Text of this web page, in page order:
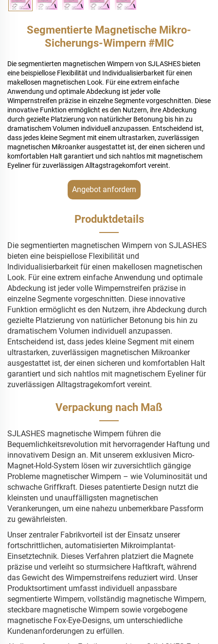
Segmentierte Magnetische Mikro-
Sicherungs-Wimpern #MIC
Die segmentierten magnetischen Wimpern von SJLASHES bieten
eine beispiellose Flexibilität und Individualisierbarkeit für einen
makellosen magnetischen Look. Für eine extrem einfache
Anwendung und optimale Abdeckung ist jeder volle
Wimpernstreifen präzise in einzelne Segmente vorgeschnitten. Diese
innovative Funktion ermöglicht es den Nutzern, ihre Abdeckung
durch gezielte Platzierung von natürlicher Betonung bis hin zu
dramatischem Volumen individuell anzupassen. Entscheidend ist,
dass jedes kleine Segment mit einem ultrastarken, zuverlässigen
magnetischen Mikroanker ausgestattet ist, der einen sicheren und
komfortablen Halt garantiert und sich nahtlos mit magnetischem
Eyeliner für zuverlässigen Alltagstragekomfort vereint.
Angebot anfordern
Produktdetails
Die segmentierten magnetischen Wimpern von SJLASHES
bieten eine beispiellose Flexibilität und
Individualisierbarkeit für einen makellosen magnetischen
Look. Für eine extrem einfache Anwendung und optimale
Abdeckung ist jeder volle Wimpernstreifen präzise in
einzelne Segmente vorgeschnitten. Diese innovative
Funktion ermöglicht es den Nutzern, ihre Abdeckung durch
gezielte Platzierung von natürlicher Betonung bis hin zu
dramatischem Volumen individuell anzupassen.
Entscheidend ist, dass jedes kleine Segment mit einem
ultrastarken, zuverlässigen magnetischen Mikroanker
ausgestattet ist, der einen sicheren und komfortablen Halt
garantiert und sich nahtlos mit magnetischem Eyeliner für
zuverlässigen Alltagstragekomfort vereint.
Verpackung nach Maß
SJLASHES magnetische Wimpern führen die
Bequemlichkeitsrevolution mit hervorragender Haftung und
innovativem Design an. Mit unserem exklusiven Micro-
Magnet-Hold-System lösen wir zuversichtlich gängige
Probleme magnetischer Wimpern – wie Voluminosität und
schwache Griffkraft. Dieses patentierte Design nutzt die
kleinsten und unauffälligsten magnetischen
Verankerungen, um eine nahezu unbemerkbare Passform
zu gewährleisten.
Unser zentraler Fabrikvorteil ist der Einsatz unserer
fortschrittlichen, automatisierten Mikroimplantat-
Einsetztechnik. Dieses Verfahren platziert die Magnete
präzise und verleiht so sturmsichere Haftkraft, während
das Gewicht des Wimpernstreifens reduziert wird. Unser
Produktsortiment umfasst individuell anpassbare
segmentierte Wimpern, vollständig magnetische Wimpern,
steckbare magnetische Wimpern sowie vorgebogene
magnetische Fox-Eye-Designs, um unterschiedliche
Kundenanforderungen zu erfüllen.